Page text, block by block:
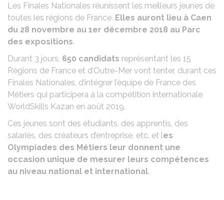
Les Finales Nationales réunissent les meilleurs jeunes de
toutes les régions de France. Elles auront lieu à Caen
du 28 novembre au 1er décembre 2018 au Parc
des expositions.
Durant 3 jours, 650 candidats représentant les 15
Régions de France et d’Outre-Mer vont tenter, durant ces
Finales Nationales, d’intégrer l’équipe de France des
Métiers qui participera à la compétition internationale
WorldSkills Kazan en août 2019.
Ces jeunes sont des étudiants, des apprentis, des
salariés, des créateurs d’entreprise, etc. et les
Olympiades des Métiers leur donnent une
occasion unique de mesurer leurs compétences
au niveau national et international.